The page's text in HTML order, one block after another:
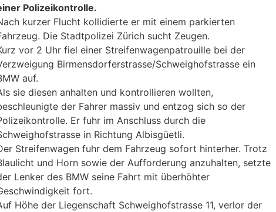
Polizeikontrolle.
kurzer Flucht kollidierte er mit einem parkierten
Die Stadtpolizei Zürich sucht Zeugen.
vor 2 Uhr fiel einer Streifenwagenpatrouille bei der
Birmensdorferstrasse/Schweighofstrasse ein
auf.
sie diesen anhalten und kontrollieren wollten,
der Fahrer massiv und entzog sich so der
Er fuhr im Anschluss durch die
in Richtung Albisgüetli.
Streifenwagen fuhr dem Fahrzeug sofort hinterher. Trotz
und Horn sowie der Aufforderung anzuhalten, setzte
Lenker des BMW seine Fahrt mit überhöhter
fort.
Höhe der Liegenschaft Schweighofstrasse 11, verlor der